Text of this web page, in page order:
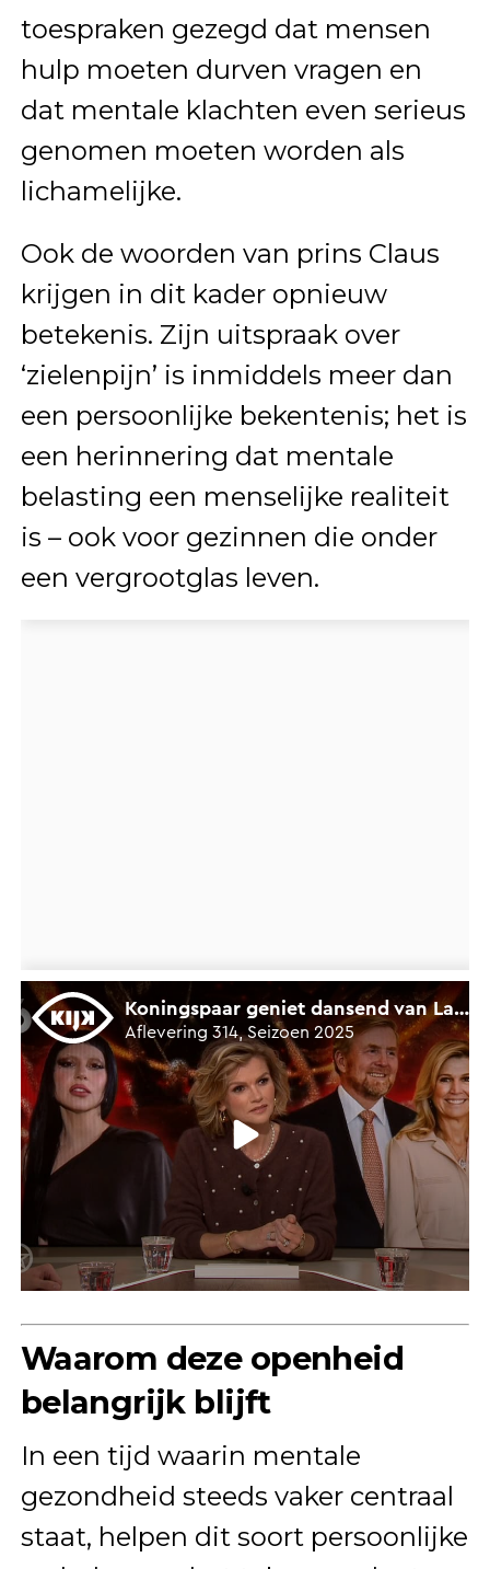
toespraken gezegd dat mensen
hulp moeten durven vragen en
dat mentale klachten even serieus
genomen moeten worden als
lichamelijke.
Ook de woorden van prins Claus
krijgen in dit kader opnieuw
betekenis. Zijn uitspraak over
‘zielenpijn’ is inmiddels meer dan
een persoonlijke bekentenis; het is
een herinnering dat mentale
belasting een menselijke realiteit
is – ook voor gezinnen die onder
een vergrootglas leven.
Waarom deze openheid
belangrijk blijft
In een tijd waarin mentale
gezondheid steeds vaker centraal
staat, helpen dit soort persoonlijke